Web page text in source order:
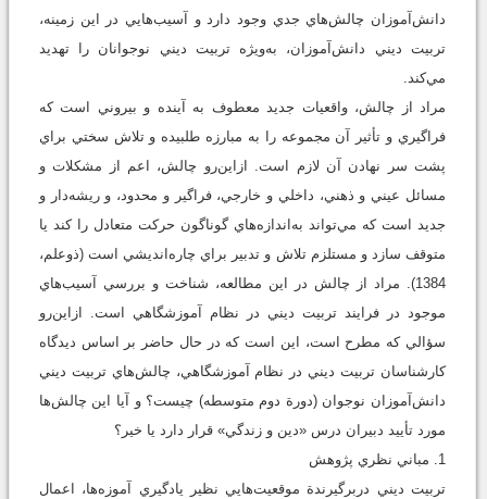
دانش‌آموزان چالش‌هاي جدي وجود دارد و آسيب‌هايي در اين زمينه،
تربيت ديني دانش‌آموزان، به‌ويژه تربيت ديني نوجوانان را تهديد
مي‌كند.
مراد از چالش، واقعيات جديد معطوف به آينده و بيروني است كه
فراگيري و تأثير آن مجموعه را به مبارزه طلبيده و تلاش سختي براي
پشت سر نهادن آن لازم است. ازاين‌رو چالش، اعم از مشكلات و
مسائل عيني و ذهني، داخلي و خارجي، فراگير و محدود، و ريشه‌دار و
جديد است كه مي‌تواند به‌اندازه‌هاي گوناگون حركت متعادل را كند يا
متوقف سازد و مستلزم تلاش و تدبير براي چاره‌انديشي است (ذوعلم،
1384). مراد از چالش در اين مطالعه، شناخت و بررسي آسيب‌هاي
موجود در فرايند تربيت ديني در نظام آموزشگاهي است. ازاين‌رو
سؤالي كه مطرح است، اين است كه در حال حاضر بر اساس ديدگاه
كارشناسان تربيت ديني در نظام آموزشگاهي، چالش‌هاي تربيت ديني
دانش‌آموزان نوجوان (دورة دوم متوسطه) چيست؟ و آيا اين چالش‌ها
مورد تأييد دبيران درس «دين و زندگي» قرار دارد يا خير؟
1. مباني نظري پژوهش
تربيت ديني دربرگيرندة موقعيت‌هايي نظير يادگيري آموزه‌ها، اعمال